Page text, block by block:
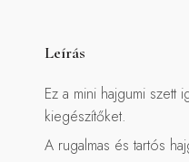
Leírás
Ez a mini hajgumi
kiegészítőket.
A rugalmas és tartós